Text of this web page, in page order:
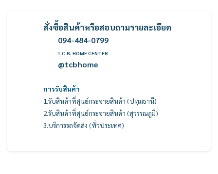
สั่งซื้อสินค้าหรือสอบถามรายละเอียด
094-484-0799
T.C.B. HOME CENTER
@tcbhome
การรับสินค้า
1.รับสินค้าที่ศุนย์กระจายสินค้า (ปทุมธานี)
2.รับสินค้าที่ศุนย์กระจายสินค้า (สุวรรณภูมื)
3.บริการรถจัดส่ง (ทั่วประเทศ)